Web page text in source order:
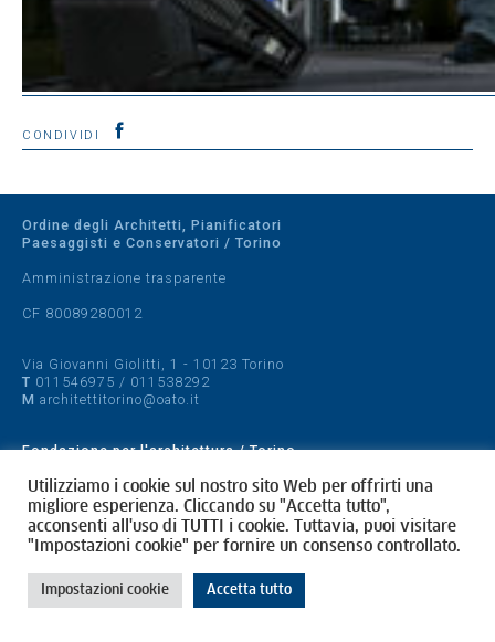
CONDIVIDI
Ordine degli Architetti, Pianificatori
Paesaggisti e Conservatori / Torino
Amministrazione trasparente
CF 80089280012
Via Giovanni Giolitti, 1 - 10123 Torino
T 011546975 / 011538292
M architettitorino@oato.it
Fondazione per l'architettura / Torino
Designed by quattrolinee.it
Cookie Policy
Privacy Policy
Utilizziamo i cookie sul nostro sito Web per offrirti una
migliore esperienza. Cliccando su "Accetta tutto",
acconsenti all'uso di TUTTI i cookie. Tuttavia, puoi visitare
"Impostazioni cookie" per fornire un consenso controllato.
Impostazioni cookie Accetta tutto